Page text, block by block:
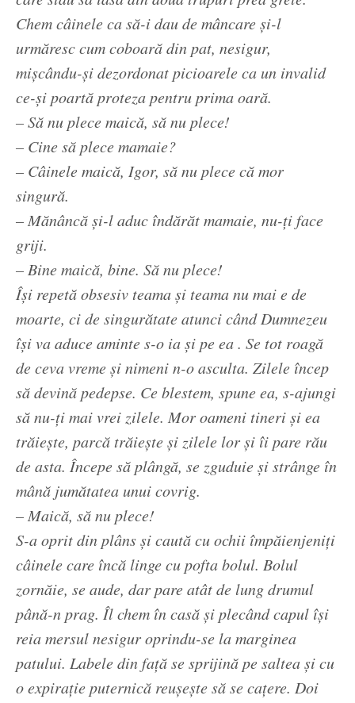
Chem câinele ca să-i dau de mâncare și-l
urmăresc cum coboară din pat, nesigur,
mișcându-și dezordonat picioarele ca un invalid
ce-și poartă proteza pentru prima oară.
– Să nu plece maică, să nu plece!
– Cine să plece mamaie?
– Câinele maică, Igor, să nu plece că mor
singură.
– Mănâncă și-l aduc îndărăt mamaie, nu-ți face
griji.
– Bine maică, bine. Să nu plece!
Își repetă obsesiv teama și teama nu mai e de
moarte, ci de singurătate atunci când Dumnezeu
își va aduce aminte s-o ia și pe ea . Se tot roagă
de ceva vreme și nimeni n-o asculta. Zilele încep
să devină pedepse. Ce blestem, spune ea, s-ajungi
să nu-ți mai vrei zilele. Mor oameni tineri și ea
trăiește, parcă trăiește și zilele lor și îi pare rău
de asta. Începe să plângă, se zguduie și strânge în
mână jumătatea unui covrig.
– Maică, să nu plece!
S-a oprit din plâns și caută cu ochii împăienjeniți
câinele care încă linge cu pofta bolul. Bolul
zornăie, se aude, dar pare atât de lung drumul
până-n prag. Îl chem în casă și plecând capul își
reia mersul nesigur oprindu-se la marginea
patului. Labele din față se sprijină pe saltea și cu
o expirație puternică reușește să se cațere. Doi